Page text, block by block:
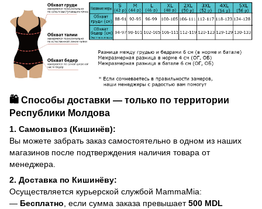
🛍️ Способы доставки — только по территории
Республики Молдова
1. Самовывоз (Кишинёв):
Вы можете забрать заказ самостоятельно в одном из наших
магазинов после подтверждения наличия товара от
менеджера.
2. Доставка по Кишинёву:
Осуществляется курьерской службой MammaMia:
— Бесплатно , если сумма заказа превышает500 MDL